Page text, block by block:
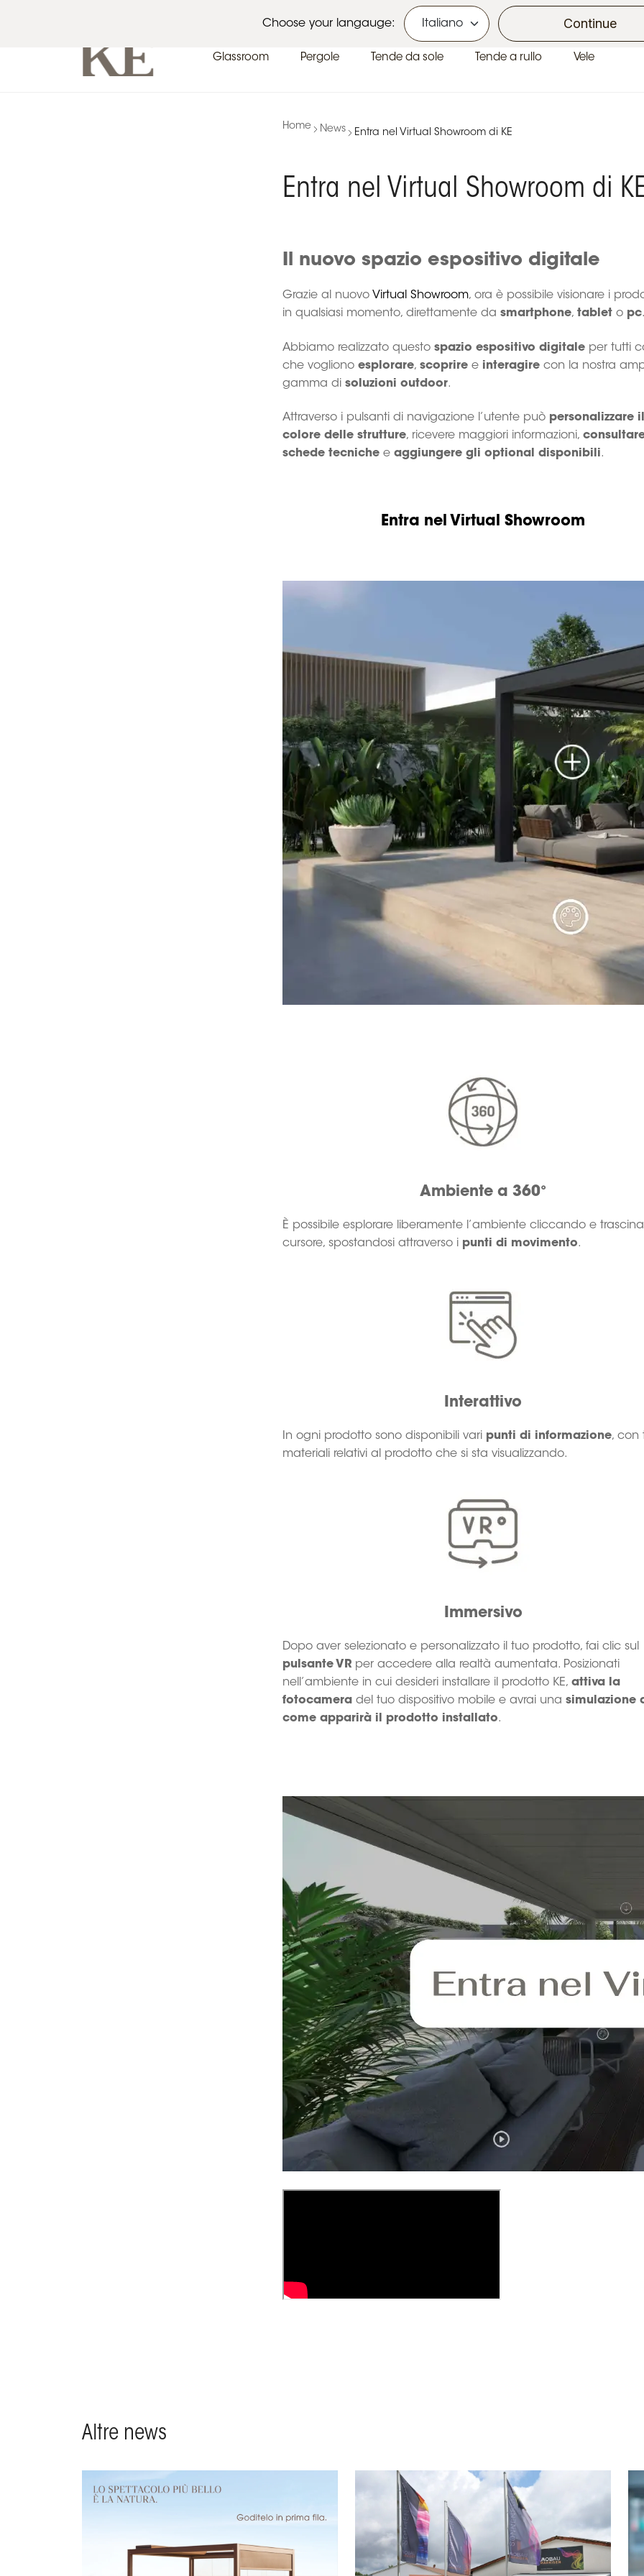
Choose your langauge: Continue
Glassroom Pergole Tende da sole Tende a rullo Vele
Home News Entra nel Virtual Showroom di KE
Entra nel Virtual Showroom di
Il nuovo spazio espositivo digitale
Grazie al nuovo Virtual Showroom, ora è possibile visionare i
in qualsiasi momento, direttamente da smartphone, tablet o pc
Abbiamo realizzato questo spazio espositivo digitale per tutti
che vogliono esplorare, scoprire e interagire con la nostra
gamma di soluzioni outdoor.
Attraverso i pulsanti di navigazione l’utente può personalizzare il
colore delle strutture, ricevere maggiori informazioni,
schede tecniche e aggiungere gli optional disponibili.
Entra nel Virtual Showroom
Ambiente a 360°
È possibile esplorare liberamente l’ambiente cliccando e
cursore, spostandosi attraverso i punti di movimento.
Interattivo
In ogni prodotto sono disponibili vari punti di informazione, con
materiali relativi al prodotto che si sta visualizzando.
Immersivo
Dopo aver selezionato e personalizzato il tuo prodotto, fai clic sul
pulsante VR per accedere alla realtà aumentata. Posizionati
nell’ambiente in cui desideri installare il prodotto KE, attiva la
fotocamera del tuo dispositivo mobile e avrai una simulazione
come apparirà il prodotto installato.
Altre news